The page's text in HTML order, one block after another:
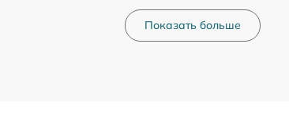
Показать больше